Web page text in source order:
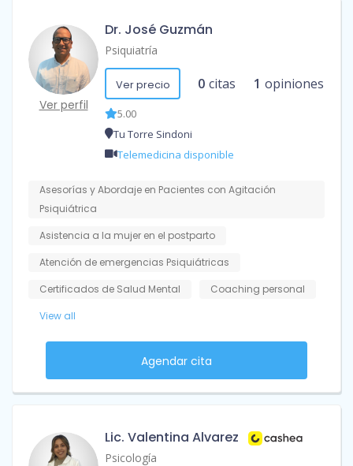
Ver perfil
Dr. José Guzmán
Psiquiatría
Ver precio 0 citas 1 opiniones
5.00
Tu Torre Sindoni
Telemedicina disponible
Asesorías y Abordaje en Pacientes con Agitación
Psiquiátrica
Asistencia a la mujer en el postparto
Atención de emergencias Psiquiátricas
Certificados de Salud Mental
Coaching personal
View all
Agendar cita
Lic. Valentina Alvarez
Psicología